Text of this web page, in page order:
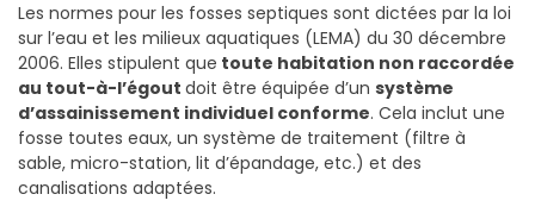
Les normes pour les fosses septiques sont dictées par la loi
sur l’eau et les milieux aquatiques (LEMA) du 30 décembre
2006. Elles stipulent que toute habitation non raccordée
au tout-à-l’égout doit être équipée d’un système
d’assainissement individuel conforme. Cela inclut une
fosse toutes eaux, un système de traitement (filtre à
sable, micro-station, lit d’épandage, etc.) et des
canalisations adaptées.